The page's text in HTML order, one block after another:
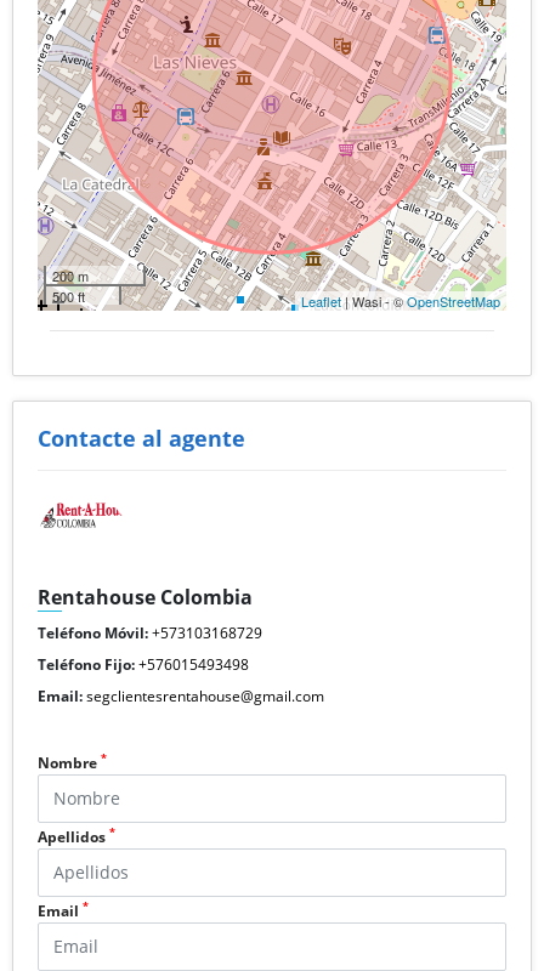
200 m
500 ft
Leaflet| Wasi - ©OpenStreetMap
Contacte al agente
Rentahouse Colombia
Teléfono Móvil:+573103168729
Teléfono Fijo:+576015493498
Email:segclientesrentahouse@gmail.com
Nombre *
Apellidos *
Email *